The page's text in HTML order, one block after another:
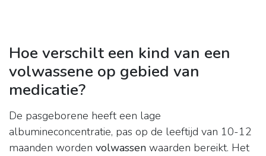
Hoe verschilt een kind van een
volwassene op gebied van
medicatie?
De pasgeborene heeft een lage
albumineconcentratie, pas op de leeftijd van 10-12
maanden worden volwassen waarden bereikt. Het